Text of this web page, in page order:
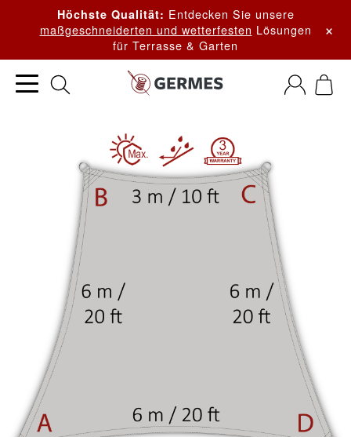
Höchste Qualität: Entdecken Sie unsere
maßgeschneiderten und wetterfesten Lösungen
für Terrasse & Garten
×